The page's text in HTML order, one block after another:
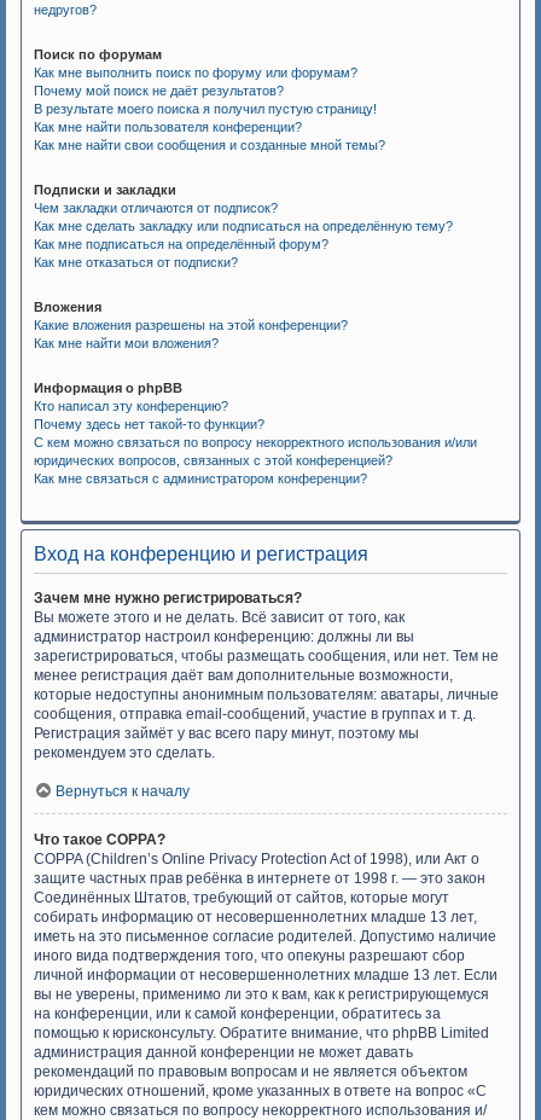
недругов?
Поиск по форумам
Как мне выполнить поиск по форуму или форумам?
Почему мой поиск не даёт результатов?
В результате моего поиска я получил пустую страницу!
Как мне найти пользователя конференции?
Как мне найти свои сообщения и созданные мной темы?
Подписки и закладки
Чем закладки отличаются от подписок?
Как мне сделать закладку или подписаться на определённую тему?
Как мне подписаться на определённый форум?
Как мне отказаться от подписки?
Вложения
Какие вложения разрешены на этой конференции?
Как мне найти мои вложения?
Информация о phpBB
Кто написал эту конференцию?
Почему здесь нет такой-то функции?
С кем можно связаться по вопросу некорректного использования и/или
юридических вопросов, связанных с этой конференцией?
Как мне связаться с администратором конференции?
Вход на конференцию и регистрация
Зачем мне нужно регистрироваться?
Вы можете этого и не делать. Всё зависит от того, как
администратор настроил конференцию: должны ли вы
зарегистрироваться, чтобы размещать сообщения, или нет. Тем не
менее регистрация даёт вам дополнительные возможности,
которые недоступны анонимным пользователям: аватары, личные
сообщения, отправка email-сообщений, участие в группах и т. д.
Регистрация займёт у вас всего пару минут, поэтому мы
рекомендуем это сделать.
Вернуться к началу
Что такое COPPA?
COPPA (Children’s Online Privacy Protection Act of 1998), или Акт о
защите частных прав ребёнка в интернете от 1998 г. — это закон
Соединённых Штатов, требующий от сайтов, которые могут
собирать информацию от несовершеннолетних младше 13 лет,
иметь на это письменное согласие родителей. Допустимо наличие
иного вида подтверждения того, что опекуны разрешают сбор
личной информации от несовершеннолетних младше 13 лет. Если
вы не уверены, применимо ли это к вам, как к регистрирующемуся
на конференции, или к самой конференции, обратитесь за
помощью к юрисконсульту. Обратите внимание, что phpBB Limited
администрация данной конференции не может давать
рекомендаций по правовым вопросам и не является объектом
юридических отношений, кроме указанных в ответе на вопрос «С
кем можно связаться по вопросу некорректного использования и/